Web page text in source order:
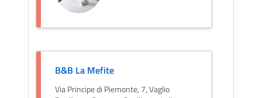
B&B La Mefite
Via Principe di Piemonte, 7, Vaglio